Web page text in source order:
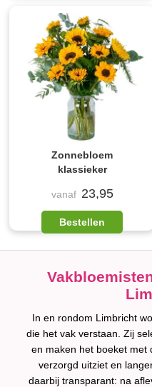
Zonnebloem
klassieker
vanaf 23,95
Bestellen
In en rondom Limbricht
die het vak verstaan. Zij
en maken het boeket met
verzorgd uitziet en
daarbij transparant: na